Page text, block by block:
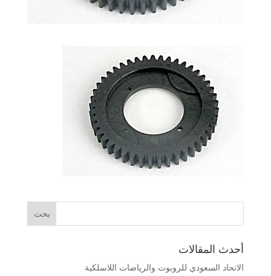
أحدث المقالات
الاتحاد السعودي للروبوت والرياضات اللاسلكية